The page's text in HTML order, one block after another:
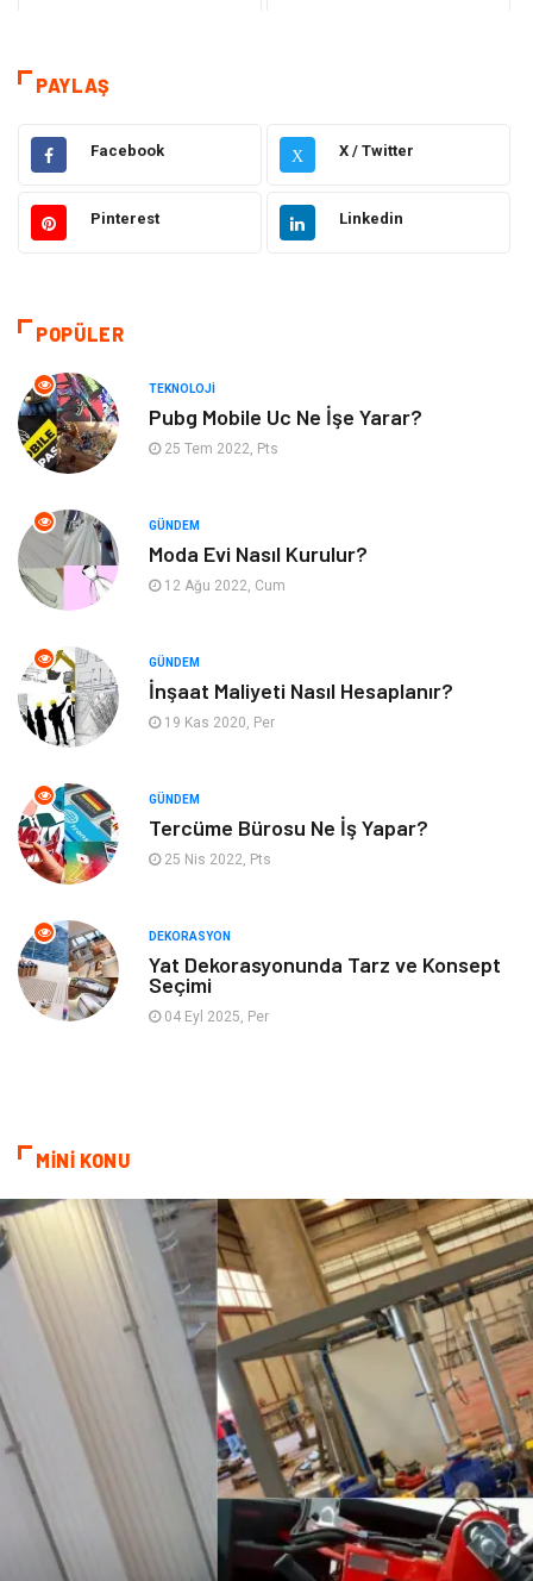
Dekorasyon
Eğitim Hukuk
Ulaşım ve Taşımacılık Yapı İnşaat
Tekstil
Bilgisayar ve Yazılım
Alışveriş
Maden ve Metal
Güzellik & Bakım Tatil
Aksesuar Eğitim Kurumları
Hizmet
Mobilya
İnternet
Nakliyat
Hediyelik Eşya
Basın Yayın
Telekomünikasyon Markalar
İthalat İhracat
Dernekler ve Birlikler
PAYLAŞ
Facebook X X / Twitter
Pinterest Linkedin
POPÜLER
TEKNOLOJI
Pubg Mobile Uc Ne İşe Yarar?
25 Tem 2022, Pts
GÜNDEM
Moda Evi Nasıl Kurulur?
12 Ağu 2022, Cum
GÜNDEM
İnşaat Maliyeti Nasıl Hesaplanır?
19 Kas 2020, Per
GÜNDEM
Tercüme Bürosu Ne İş Yapar?
25 Nis 2022, Pts
DEKORASYON
Yat Dekorasyonunda Tarz ve Konsept
Seçimi
04 Eyl 2025, Per
MİNİ KONU